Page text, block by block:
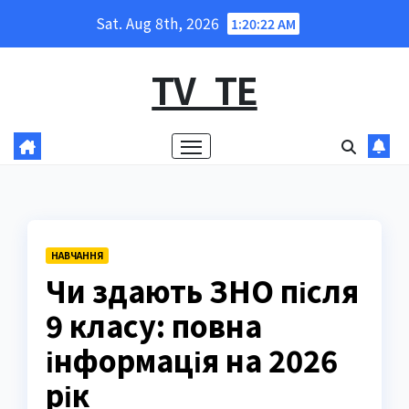
Sat. Aug 8th, 2026 1:20:24 AM
TV_TE
НАВЧАННЯ
Чи здають ЗНО після
9 класу: повна
інформація на 2026
рік